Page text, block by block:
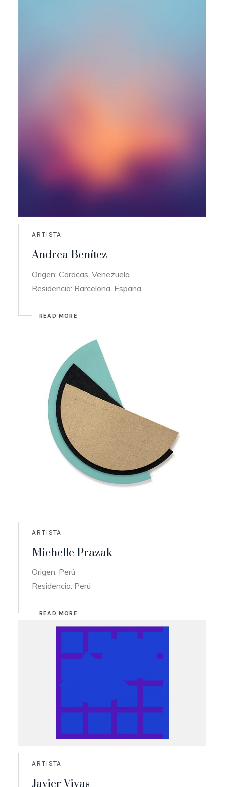
ARTISTA
Andrea Benítez
Origen: Caracas, Venezuela
Residencia: Barcelona, España
READ MORE
ARTISTA
Michelle Prazak
Origen: Perú
Residencia: Perú
READ MORE
ARTISTA
Javier Vivas